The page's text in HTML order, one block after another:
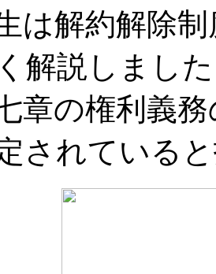
は解約解除
解説しまし
章の権利義
されている